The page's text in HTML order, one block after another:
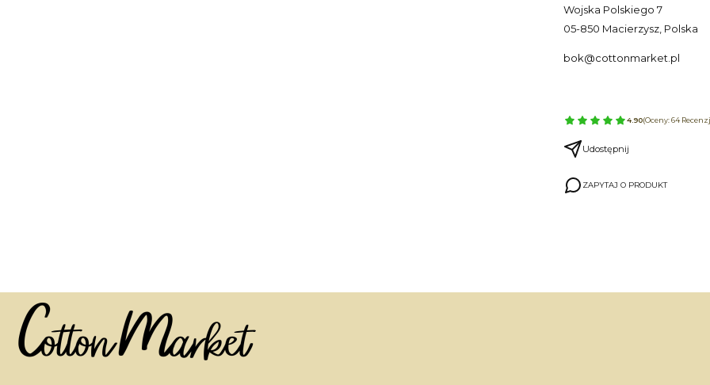
Wojska Polskiego 7
05-850 Macierzysz, Polska
bok@cottonmarket.pl
4.90(Oceny: 64
Udostępnij
ZAPYTAJ O PRODUKT